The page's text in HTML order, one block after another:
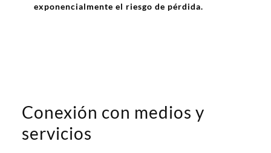
exponencialmente el riesgo de pérdida.
Conexión con medios y
servicios